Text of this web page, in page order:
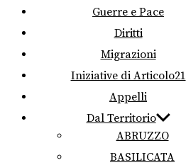
Guerre e Pace
Diritti
Migrazioni
Iniziative di Articolo21
Appelli
Dal Territorio
ABRUZZO
BASILICATA